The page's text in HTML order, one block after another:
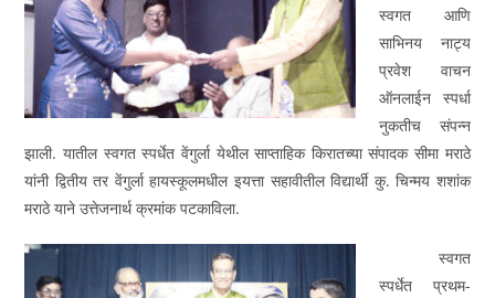
स्वगत आणि
साभिनय नाट्य
प्रवेश वाचन
ऑनलाईन स्पर्धा
नुकतीच संपन्न
झाली. यातील स्वगत स्पर्धेत वेंगुर्ला येथील साप्ताहिक किरातच्या संपादक सीमा मराठे
यांनी द्वितीय तर वेंगुर्ला हायस्कूलमधील इयत्ता सहावीतील विद्यार्थी कु. चिन्मय शशांक
मराठे याने उत्तेजनार्थ क्रमांक पटकाविला.
स्वगत
स्पर्धेत प्रथम-